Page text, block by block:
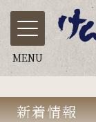
MENU
新着情報